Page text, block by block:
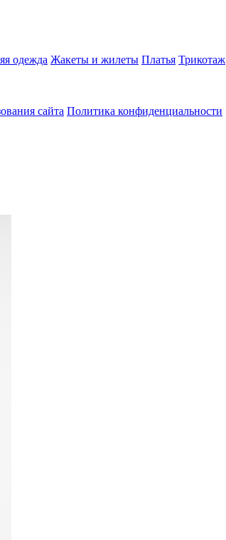
одежда Жакеты и жилеты Платья Трикотаж
сайта Политика конфиденциальности